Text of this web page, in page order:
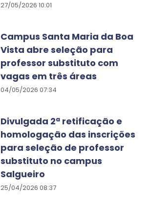
27/05/2026 10:01
Campus Santa Maria da Boa
Vista abre seleção para
professor substituto com
vagas em três áreas
04/05/2026 07:34
Divulgada 2ª retificação e
homologação das inscrições
para seleção de professor
substituto no campus
Salgueiro
25/04/2026 08:37